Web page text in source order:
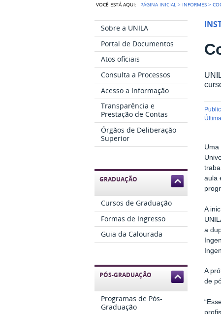
VOCÊ ESTÁ AQUI: PÁGINA INICIAL > INFORMES >
Sobre a UNILA
Portal de Documentos
Atos oficiais
Consulta a Processos
Acesso a Informação
Transparência e
Prestação de Contas
Órgãos de Deliberação
Superior
GRADUAÇÃO
Cursos de Graduação
Formas de Ingresso
Guia da Calourada
PÓS-GRADUAÇÃO
Programas de Pós-
Graduação
Uma
aula
A
a
A
de